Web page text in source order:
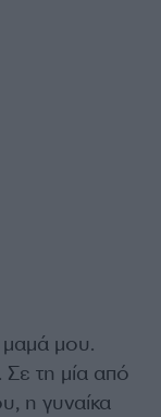
μαμά μου.
Σε τη μία από
η γυναίκα